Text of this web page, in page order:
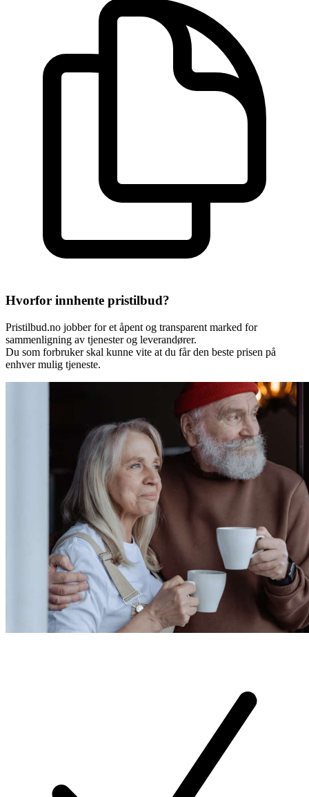
Hvorfor innhente pristilbud?
Pristilbud.no jobber for et åpent og transparent marked for
sammenligning av tjenester og leverandører.
Du som forbruker skal kunne vite at du får den beste prisen på
enhver mulig tjeneste.